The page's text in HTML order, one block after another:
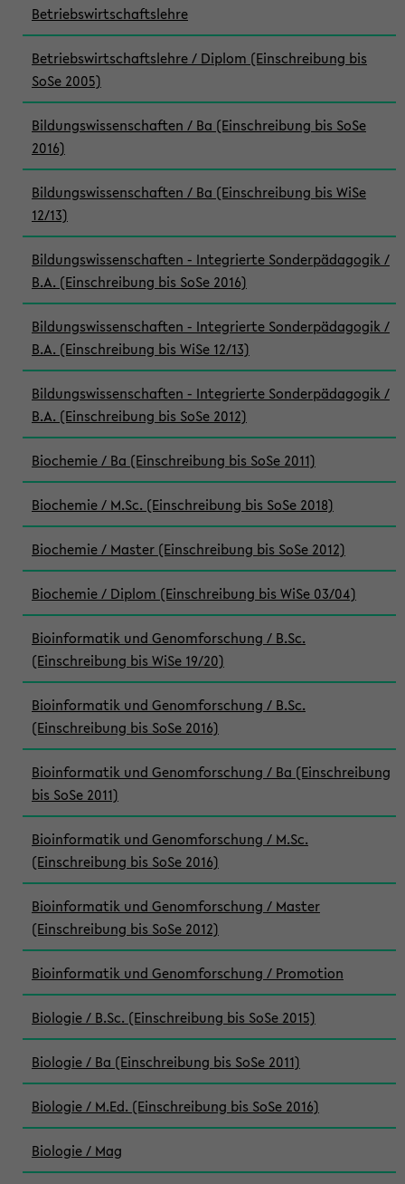
Betriebswirtschaftslehre
Betriebswirtschaftslehre / Diplom (Einschreibung bis
SoSe 2005)
Bildungswissenschaften / Ba (Einschreibung bis SoSe
2016)
Bildungswissenschaften / Ba (Einschreibung bis WiSe
12/13)
Bildungswissenschaften - Integrierte Sonderpädagogik /
B.A. (Einschreibung bis SoSe 2016)
Bildungswissenschaften - Integrierte Sonderpädagogik /
B.A. (Einschreibung bis WiSe 12/13)
Bildungswissenschaften - Integrierte Sonderpädagogik /
B.A. (Einschreibung bis SoSe 2012)
Biochemie / Ba (Einschreibung bis SoSe 2011)
Biochemie / M.Sc. (Einschreibung bis SoSe 2018)
Biochemie / Master (Einschreibung bis SoSe 2012)
Biochemie / Diplom (Einschreibung bis WiSe 03/04)
Bioinformatik und Genomforschung / B.Sc.
(Einschreibung bis WiSe 19/20)
Bioinformatik und Genomforschung / B.Sc.
(Einschreibung bis SoSe 2016)
Bioinformatik und Genomforschung / Ba (Einschreibung
bis SoSe 2011)
Bioinformatik und Genomforschung / M.Sc.
(Einschreibung bis SoSe 2016)
Bioinformatik und Genomforschung / Master
(Einschreibung bis SoSe 2012)
Bioinformatik und Genomforschung / Promotion
Biologie / B.Sc. (Einschreibung bis SoSe 2015)
Biologie / Ba (Einschreibung bis SoSe 2011)
Biologie / M.Ed. (Einschreibung bis SoSe 2016)
Biologie / Mag